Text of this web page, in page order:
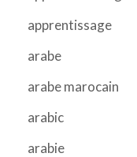
apprentissage
arabe
arabe marocain
arabic
arabie